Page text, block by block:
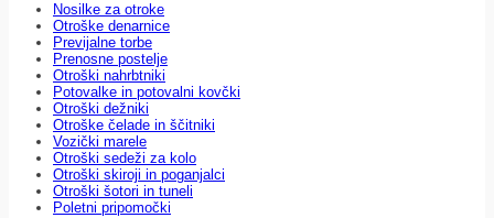
Nosilke za otroke
Otroške denarnice
Previjalne torbe
Prenosne postelje
Otroški nahrbtniki
Potovalke in potovalni kovčki
Otroški dežniki
Otroške čelade in ščitniki
Vozički marele
Otroški sedeži za kolo
Otroški skiroji in poganjalci
Otroški šotori in tuneli
Poletni pripomočki